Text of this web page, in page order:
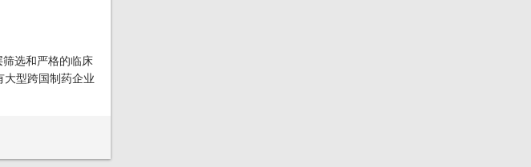
选和严格的临床
型跨国制药企业